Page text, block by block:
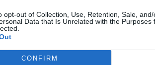
opt-out of Collection, Use, Retention, Sale,
Data that Is Unrelated with the Purposes
CONFIRM